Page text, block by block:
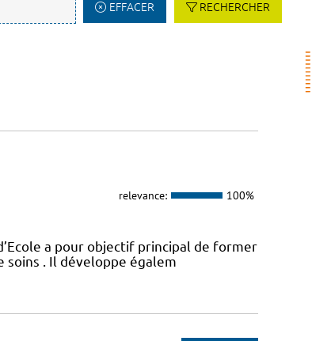
EFFACER RECHERCHER
relevance: 100%
a pour objectif principal de former
soins . Il développe égalem